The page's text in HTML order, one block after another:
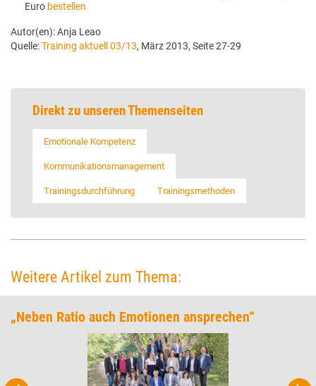
Euro bestellen
Autor(en): Anja Leao
Quelle:Training aktuell 03/13, März 2013, Seite 27-29
Direkt zu unseren Themenseiten
Emotionale Kompetenz
Kommunikationsmanagement
Trainingsdurchführung Trainingsmethoden
Weitere Artikel zum Thema:
„Neben Ratio auch Emotionen ansprechen“